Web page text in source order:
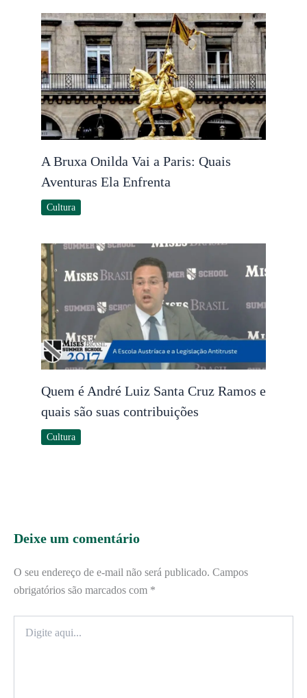
A Bruxa Onilda Vai a Paris: Quais
Aventuras Ela Enfrenta
Cultura
Quem é André Luiz Santa Cruz Ramos e
quais são suas contribuições
Cultura
Deixe um comentário
O seu endereço de e-mail não será publicado. Campos
obrigatórios são marcados com *
aqui...